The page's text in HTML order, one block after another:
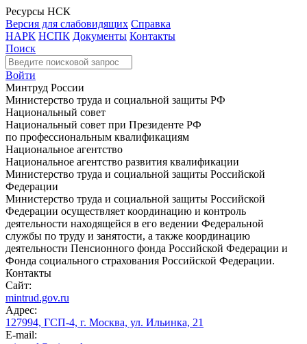
Ресурсы НСК
Версия для слабовидящих Справка
НАРК НСПК Документы Контакты
Поиск
Войти
Минтруд России
Министерство труда и социальной защиты РФ
Национальный совет
Национальный совет при Президенте РФ
по профессиональным квалификациям
Национальное агентство
Национальное агентство развития квалификации
Министерство труда и социальной защиты Российской
Федерации
Министерство труда и социальной защиты Российской
Федерации осуществляет координацию и контроль
деятельности находящейся в его ведении Федеральной
службы по труду и занятости, а также координацию
деятельности Пенсионного фонда Российской Федерации и
Фонда социального страхования Российской Федерации.
Контакты
Сайт:
mintrud.gov.ru
Адрес:
127994, ГСП-4, г. Москва, ул. Ильинка, 21
E-mail: